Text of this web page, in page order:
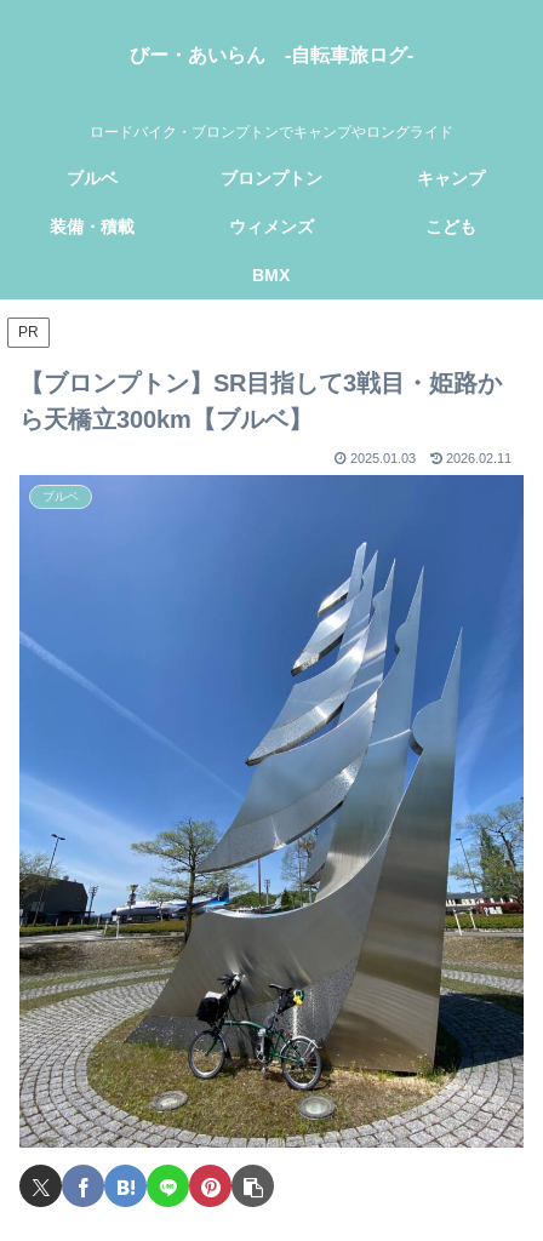
びー・あいらん -自転車旅ログ-
ロードバイク・ブロンプトンでキャンプやロングライド
ブルベ ブロンプトン キャンプ
装備・積載 ウィメンズ こども
BMX
PR
【ブロンプトン】SR目指して3戦目・姫路か
ら天橋立300km【ブルベ】
2025.01.03 2026.02.11
ブルベ